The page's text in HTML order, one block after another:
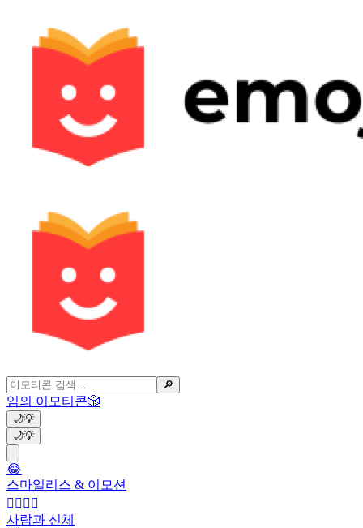
🔎
임의 이모티콘🎲
🌙💡
🌙💡
😂
스마일리스 & 이모션
👩‍❤️‍💋‍👨
사람과 신체